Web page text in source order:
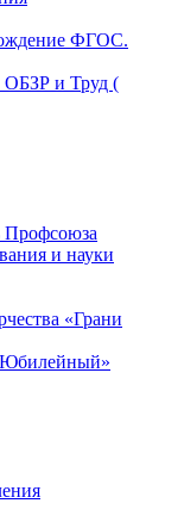
ФГОС.
ОБЗР и Труд (
и науки
«Грани